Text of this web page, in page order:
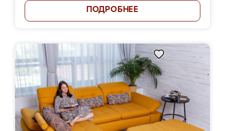
ПОДРОБНЕЕ